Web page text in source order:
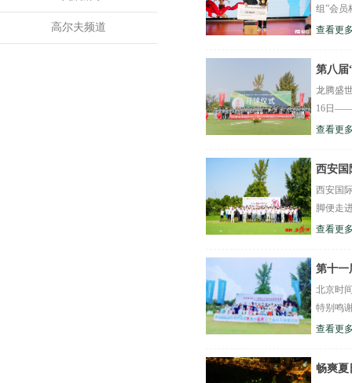
高尔夫频道
组”会员
查看更
第八届
龙腾盛
16日
查看更
西安国
西安国
脚便走
查看更
第十一
北京时
特别鸣
查看更
畅爽夏